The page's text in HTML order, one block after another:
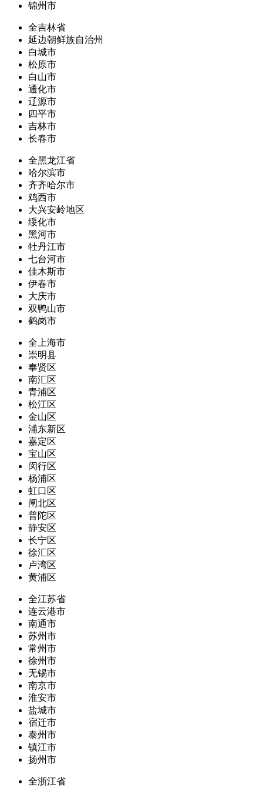
锦州市
全吉林省
延边朝鲜族自治州
白城市
松原市
白山市
通化市
辽源市
四平市
吉林市
长春市
全黑龙江省
哈尔滨市
齐齐哈尔市
鸡西市
大兴安岭地区
绥化市
黑河市
牡丹江市
七台河市
佳木斯市
伊春市
大庆市
双鸭山市
鹤岗市
全上海市
崇明县
奉贤区
南汇区
青浦区
松江区
金山区
浦东新区
嘉定区
宝山区
闵行区
杨浦区
虹口区
闸北区
普陀区
静安区
长宁区
徐汇区
卢湾区
黄浦区
全江苏省
连云港市
南通市
苏州市
常州市
徐州市
无锡市
南京市
淮安市
盐城市
宿迁市
泰州市
镇江市
扬州市
全浙江省